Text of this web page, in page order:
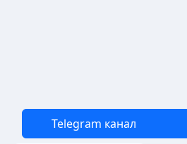
Telegram канал